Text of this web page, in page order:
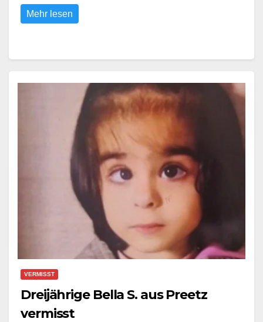
Mehr lesen
VERMISST
Dreijährige Bella S. aus Preetz
vermisst